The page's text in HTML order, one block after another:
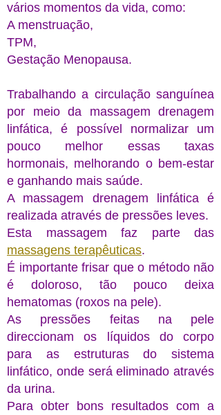
vários momentos da vida, como:
A menstruação,
TPM,
Gestação Menopausa.
Trabalhando a circulação sanguínea
por meio da massagem drenagem
linfática, é possível normalizar um
pouco melhor essas taxas
hormonais, melhorando o bem-estar
e ganhando mais saúde.
A massagem drenagem linfática é
realizada através de pressões leves.
​Esta massagem faz parte das
massagens terapêuticas.
É importante frisar que o método não
é doloroso, tão pouco deixa
hematomas (roxos na pele).
As pressões feitas na pele
direccionam os líquidos do corpo
para as estruturas do sistema
linfático, onde será eliminado através
da urina.
Para obter bons resultados com a